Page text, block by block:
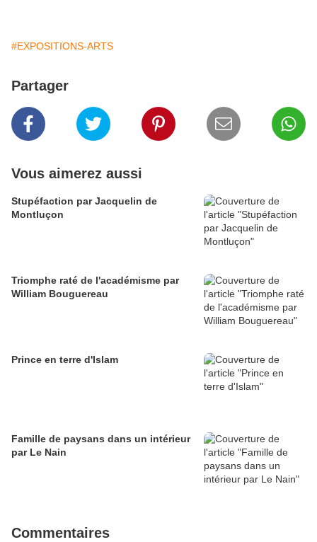
#EXPOSITIONS-ARTS
Partager
Vous aimerez aussi
Stupéfaction par Jacquelin de
Montluçon
Triomphe raté de l'académisme par
William Bouguereau
Prince en terre d'Islam
Famille de paysans dans un intérieur
par Le Nain
Commentaires